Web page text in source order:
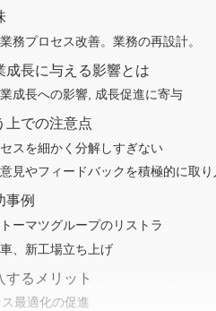
務プロセス改善。業務の再設計。
成長に与える影響とは
成長への影響, 成長促進に寄与
上での注意点
スを細かく分解しすぎない
見やフィードバックを積極的に取り
事例
ーマツグループのリストラ
、新工場立ち上げ
するメリット
最適化の促進